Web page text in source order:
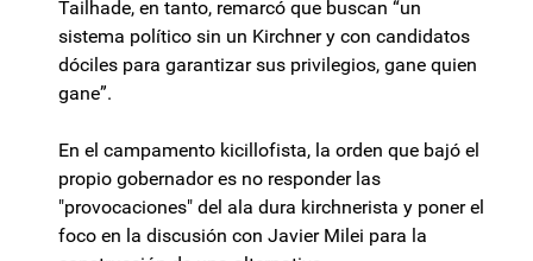
Tailhade, en tanto, remarcó que buscan “un
sistema político sin un Kirchner y con candidatos
dóciles para garantizar sus privilegios, gane quien
gane”.
En el campamento kicillofista, la orden que bajó el
propio gobernador es no responder las
"provocaciones" del ala dura kirchnerista y poner el
foco en la discusión con Javier Milei para la